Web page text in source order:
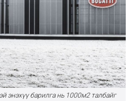
энэхүү барилга нь 1000м2 талбайг